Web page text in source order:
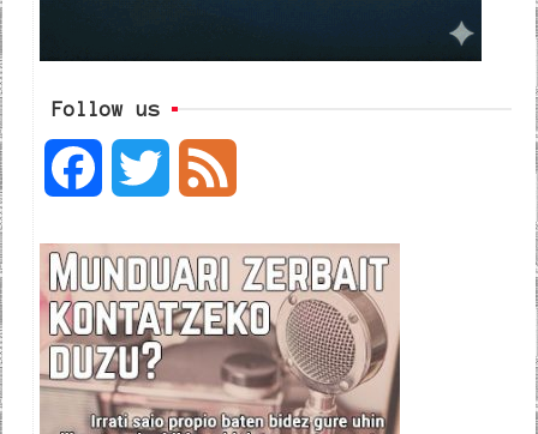
Follow us
c
e
b
i
t
t
e
d